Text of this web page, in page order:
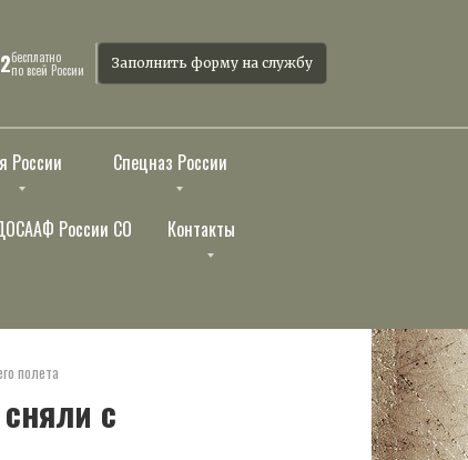
бесплатно
по всей России Заполнить форму на службу
России Спецназ России
России СО Контакты
полета
с